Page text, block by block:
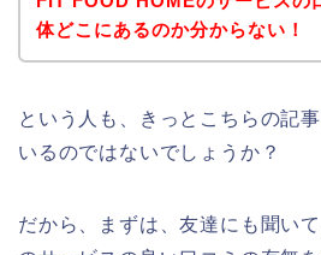
体どこにあるのか分からない！
という人も、きっとこちらの記
いるのではないでしょうか？
だから、まずは、友達にも聞い